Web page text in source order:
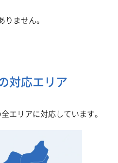
りません。
対応エリア
エリアに対応しています。